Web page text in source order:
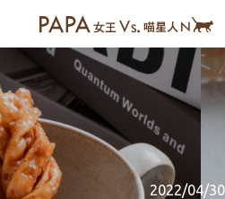
2022/04/30